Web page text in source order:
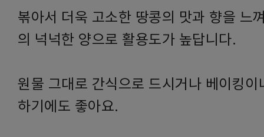
볶아서 더욱 고소한 땅콩의 맛과 향을 느
의 넉넉한 양으로 활용도가 높답니다.
원물 그대로 간식으로 드시거나 베이킹이
하기에도 좋아요.